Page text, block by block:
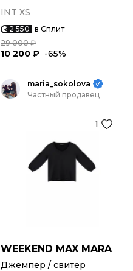
INT XS
2 550 в Сплит
29 000 ₽
10 200 ₽ -65%
maria_sokolova
Частный продавец
1
WEEKEND MAX MARA
Джемпер / свитер